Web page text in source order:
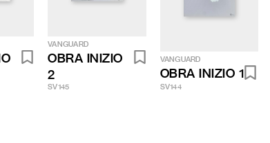
VANGUARD
OBRA INIZIO
2
SV145
VANGUARD
OBRA INIZIO 1
SV144